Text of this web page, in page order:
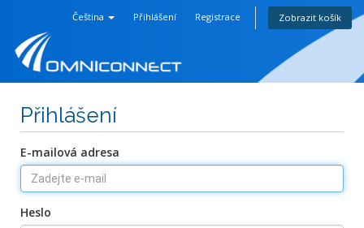
Čeština Přihlášení Registrace Zobrazit košík
Přihlášení
E-mailová adresa
Heslo